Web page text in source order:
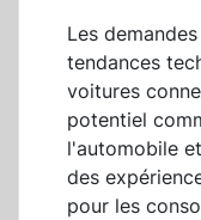
Les
tendances
voitures
potentiel
l'automobile
des
pour les